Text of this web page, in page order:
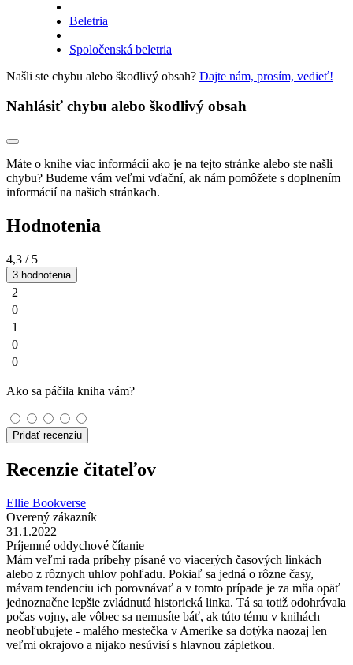
Beletria
Spoločenská beletria
Našli ste chybu alebo škodlivý obsah? Dajte nám, prosím, vedieť!
Nahlásiť chybu alebo škodlivý obsah
Máte o knihe viac informácií ako je na tejto stránke alebo ste našli
chybu? Budeme vám veľmi vďační, ak nám pomôžete s doplnením
informácií na našich stránkach.
Hodnotenia
4,3 / 5
3 hodnotenia
2
0
1
0
0
Ako sa páčila kniha vám?
Pridať recenziu
Recenzie čitateľov
Ellie Bookverse
Overený zákazník
31.1.2022
Príjemné oddychové čítanie
Mám veľmi rada príbehy písané vo viacerých časových linkách
alebo z rôznych uhlov pohľadu. Pokiaľ sa jedná o rôzne časy,
mávam tendenciu ich porovnávať a v tomto prípade je za mňa opäť
jednoznačne lepšie zvládnutá historická linka. Tá sa totiž odohrávala
počas vojny, ale vôbec sa nemusíte báť, ak túto tému v knihách
neobľubujete - malého mestečka v Amerike sa dotýka naozaj len
veľmi okrajovo a nijako nesúvisí s hlavnou zápletkou.